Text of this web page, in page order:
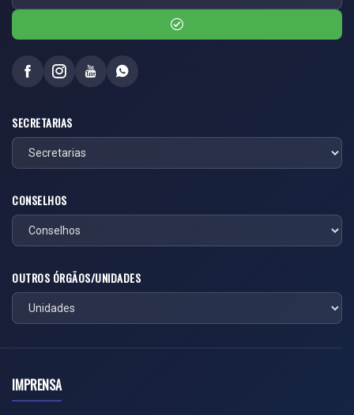
SECRETARIAS
CONSELHOS
OUTROS ÓRGÃOS/UNIDADES
IMPRENSA